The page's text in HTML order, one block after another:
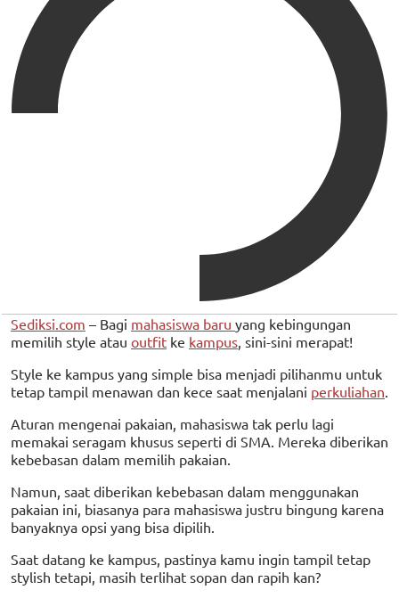
Sediksi.com – Bagi mahasiswa baru yang kebingungan
memilih style atau outfit ke kampus , sini-sini merapat!
Style ke kampus yang simple bisa menjadi pilihanmu untuk
tetap tampil menawan dan kece saat menjalani perkuliahan
Aturan mengenai pakaian, mahasiswa tak perlu lagi
memakai seragam khusus seperti di SMA. Mereka diberikan
kebebasan dalam memilih pakaian.
Namun, saat diberikan kebebasan dalam menggunakan
pakaian ini, biasanya para mahasiswa justru bingung karena
banyaknya opsi yang bisa dipilih.
Saat datang ke kampus, pastinya kamu ingin tampil tetap
stylish tetapi, masih terlihat sopan dan rapih kan?